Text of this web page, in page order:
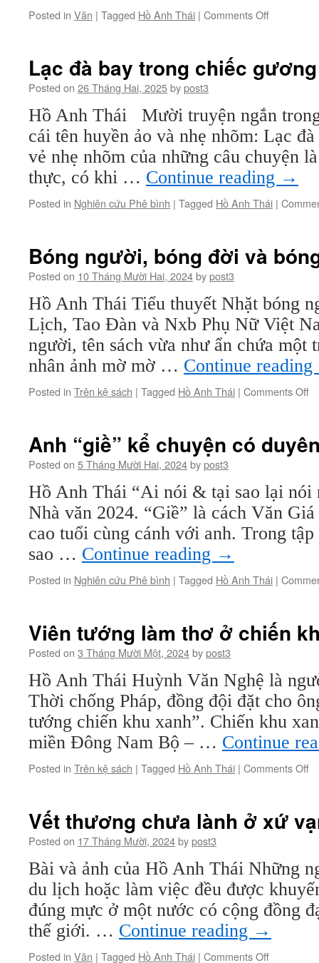
Posted in Văn | Tagged Hồ Anh Thái | Comments Offon
chiến
Nhớ
lại
chuyện
làm
sách
ở
Mỹ
Lạc đà bay trong chiếc
Posted on 26 Tháng Hai, 2025bypost3
Hồ Anh Thái Mười truyện ngắn
cái tên huyền ảo và nhẹ nhõm: Lạc
vẻ nhẹ nhõm của những câu chuyện
thực, có khi … Continue reading →
Posted in Nghiên cứu Phê bình | Tagged Hồ Anh Thái |
Bóng người, bóng đời và
Posted on 10 Tháng Mười Hai, 2024bypost3
Hồ Anh Thái Tiểu thuyết Nhặt bóng
Lịch, Tao Đàn và Nxb Phụ Nữ Việt
người, tên sách vừa như ẩn chứa
nhân ảnh mờ mờ … Continue reading
Posted in Trên kệ sách | Tagged Hồ Anh Thái | Comments Offon
Anh “giề” kể chuyện có
Posted on 5 Tháng Mười Hai, 2024bypost3
Hồ Anh Thái “Ai nói & tại sao lại nói
Nhà văn 2024. “Giề” là cách Văn
cao tuổi cùng cánh với anh. Trong
sao … Continue reading →
Posted in Nghiên cứu Phê bình | Tagged Hồ Anh Thái |
Viên tướng làm thơ ở chiến
Posted on 3 Tháng Mười Một, 2024bypost3
Hồ Anh Thái Huỳnh Văn Nghệ là
Thời chống Pháp, đồng đội đặt cho
tướng chiến khu xanh”. Chiến khu
miền Đông Nam Bộ – … Continue
Posted in Trên kệ sách | Tagged Hồ Anh Thái | Comments Offon
Vết thương chưa lành ở xứ
Posted on 17 Tháng Mười, 2024bypost3
Bài và ảnh của Hồ Anh Thái Những
du lịch hoặc làm việc đều được
đúng mực ở một nước có cộng đồng
thế giới. … Continue reading →
Posted in Văn | Tagged Hồ Anh Thái | Comments Offon